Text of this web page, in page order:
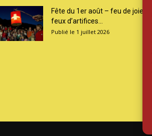
Fête du 1er août – feu de joie et
feux d’artifices...
1 juillet 2026